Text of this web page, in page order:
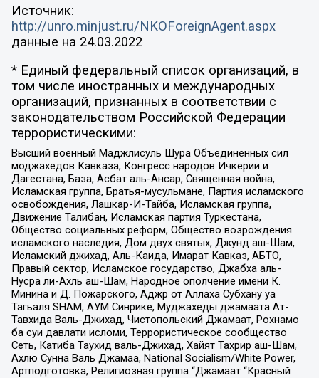
Источник:
http://unro.minjust.ru/NKOForeignAgent.aspx
данные на 24.03.2022
* Единый федеральный список организаций, в
том числе иностранных и международных
организаций, признанных в соответствии с
законодательством Российской Федерации
террористическими:
Высший военный Маджлисуль Шура Объединенных сил
моджахедов Кавказа, Конгресс народов Ичкерии и
Дагестана, База, Асбат аль-Ансар, Священная война,
Исламская группа, Братья-мусульмане, Партия исламского
освобождения, Лашкар-И-Тайба, Исламская группа,
Движение Талибан, Исламская партия Туркестана,
Общество социальных реформ, Общество возрождения
исламского наследия, Дом двух святых, Джунд аш-Шам,
Исламский джихад, Аль-Каида, Имарат Кавказ, АБТО,
Правый сектор, Исламское государство, Джабха аль-
Нусра ли-Ахль аш-Шам, Народное ополчение имени К.
Минина и Д. Пожарского, Аджр от Аллаха Субхану уа
Тагьаля SHAM, АУМ Синрике, Муджахеды джамаата Ат-
Тавхида Валь-Джихад, Чистопольский Джамаат, Рохнамо
ба суи давлати исломи, Террористическое сообщество
Сеть, Катиба Таухид валь-Джихад, Хайят Тахрир аш-Шам,
Ахлю Сунна Валь Джамаа, National Socialism/White Power,
Артподготовка, Религиозная группа “Джамаат “Красный